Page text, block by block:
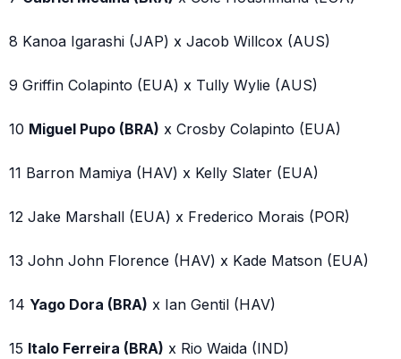
8 Kanoa Igarashi (JAP) x Jacob Willcox (AUS)
9 Griffin Colapinto (EUA) x Tully Wylie (AUS)
10 Miguel Pupo (BRA) x Crosby Colapinto (EUA)
11 Barron Mamiya (HAV) x Kelly Slater (EUA)
12 Jake Marshall (EUA) x Frederico Morais (POR)
13 John John Florence (HAV) x Kade Matson (EUA)
14 Yago Dora (BRA) x Ian Gentil (HAV)
15 Italo Ferreira (BRA) x Rio Waida (IND)